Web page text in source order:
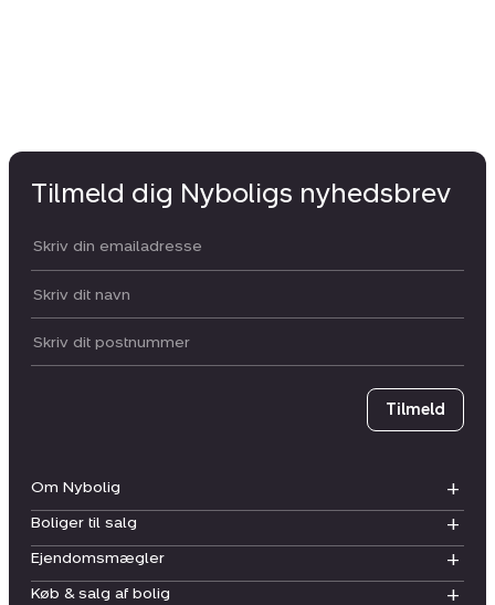
Om Nybolig
Boliger til salg
Ejendomsmægler
Køb & salg af bolig
Tilmeld dig Nyboligs nyhedsbrev
Din email:
Dit navn:
Postnummer
Tilmeld